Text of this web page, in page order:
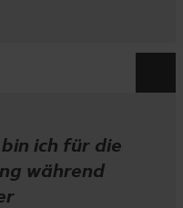
ich für die
während